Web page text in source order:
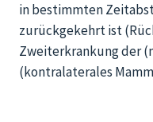
in bestimmten
zurückgekehrt ist
Zweiterkrankung der
(kontralaterales